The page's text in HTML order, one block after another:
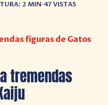
2 MIN•47 VISTAS
figuras de Gatos
tremendas